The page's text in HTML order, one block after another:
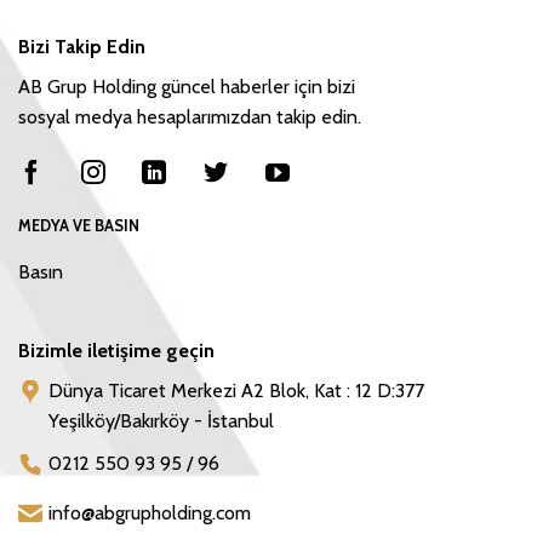
Bizi Takip Edin
AB Grup Holding güncel haberler için bizi
sosyal medya hesaplarımızdan takip edin.
MEDYA VE BASIN
Basın
Bizimle iletişime geçin
Dünya Ticaret Merkezi A2 Blok, Kat : 12 D:377
Yeşilköy/Bakırköy - İstanbul
0212 550 93 95 / 96
info@abgrupholding.com